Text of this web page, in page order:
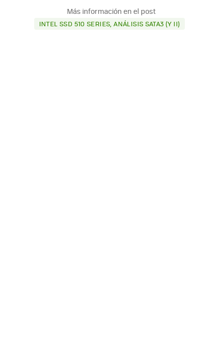
Más información en el post
INTEL SSD 510 SERIES, ANÁLISIS SATA3 (Y II)